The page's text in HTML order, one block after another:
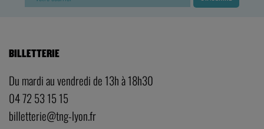
BILLETTERIE
Du mardi au vendredi de 13h à 18h30
04 72 53 15 15
billetterie@tng-lyon.fr